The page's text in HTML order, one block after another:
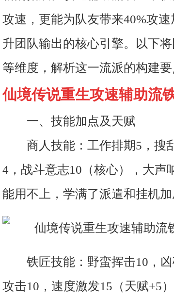
攻速，更能为队友带来40%攻
升团队输出的核心引擎。以下
等维度，解析这一流派的构建要
仙境传说重生攻速辅助流
一、技能加点及天赋
商人技能：工作排期5，搜
4，战斗意志10（核心），大声
能用不上，学满了派遣和挂机
铁匠技能：野蛮挥击10，
攻击10，速度激发15（天赋+5